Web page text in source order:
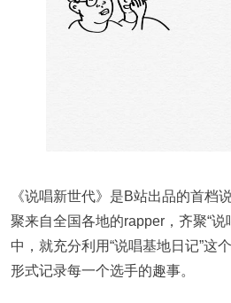
《说唱新世代》是B站出品的首档
聚来自全国各地的rapper，齐聚“说
中，就充分利用“说唱基地日记”这
形式记录每一个选手的趣事。